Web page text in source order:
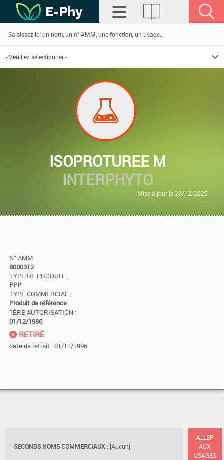
ISOPROTUREE M
INTERPHYTO
Mise à jour le 23/12/2025
N° AMM
8000312
TYPE DE PRODUIT :
PPP
TYPE COMMERCIAL :
Produit de référence
1ÈRE AUTORISATION :
01/12/1986
RETIRÉ
date de retrait : 01/11/1996
SECONDS NOMS COMMERCIAUX : [Aucun]
ALLER
AUX
USAGES